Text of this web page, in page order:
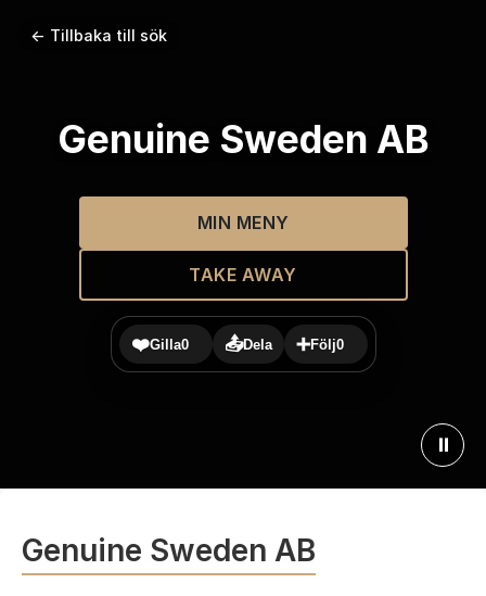
← Tillbaka till sök
Genuine Sweden AB
MIN MENY
TAKE AWAY
❤️Gilla0 📤Dela ➕Följ0
⏸
Genuine Sweden AB